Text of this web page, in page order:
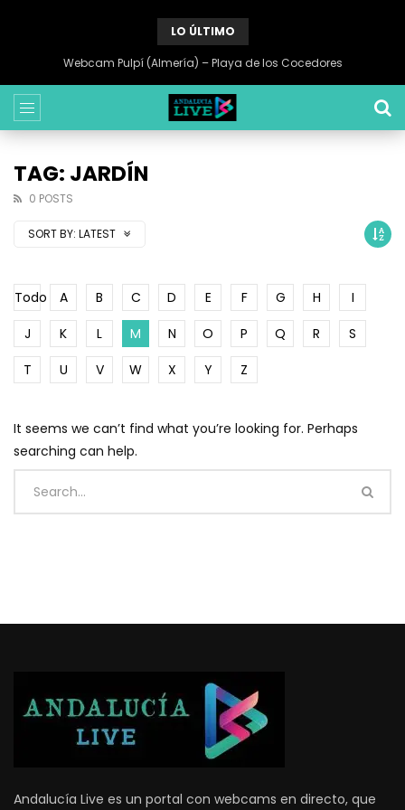
LO ÚLTIMO
Webcam Pulpí (Almería) – Playa de los Cocedores
TAG: JARDÍN
0 POSTS
SORT BY: LATEST
Todo A B C D E F G H
I
J
K L M N O P Q R
S
T
U V W X Y Z
It seems we can’t find what you’re looking for. Perhaps
searching can help.
Andalucía Live es un portal con webcams en directo, que